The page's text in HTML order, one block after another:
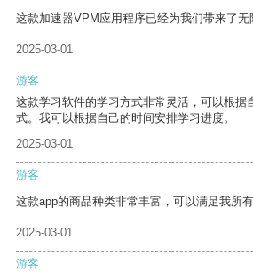
这款加速器VPM应用程序已经为我们带来了无
2025-03-01
游客
这款学习软件的学习方式非常灵活，可以根据
式。我可以根据自己的时间安排学习进度。
2025-03-01
游客
这款app的商品种类非常丰富，可以满足我所有
2025-03-01
游客